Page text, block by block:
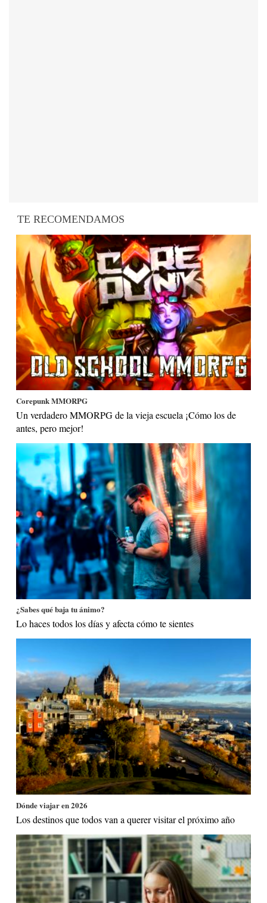
TE RECOMENDAMOS
Corepunk MMORPG
Un verdadero MMORPG de la vieja escuela ¡Cómo los de
antes, pero mejor!
¿Sabes qué baja tu ánimo?
Lo haces todos los días y afecta cómo te sientes
Dónde viajar en 2026
Los destinos que todos van a querer visitar el próximo año